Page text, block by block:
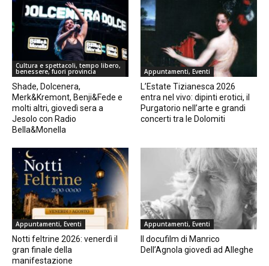
Cultura e spettacoli, tempo libero,
benessere, fuori provincia
Shade, Dolcenera,
Merk&Kremont, Benji&Fede e
molti altri, giovedì sera a
Jesolo con Radio
Bella&Monella
Appuntamenti, Eventi
L’Estate Tizianesca 2026
entra nel vivo: dipinti erotici, il
Purgatorio nell’arte e grandi
concerti tra le Dolomiti
Appuntamenti, Eventi
Notti feltrine 2026: venerdì il
gran finale della
manifestazione
Appuntamenti, Eventi
Il docufilm di Manrico
Dell’Agnola giovedì ad Alleghe